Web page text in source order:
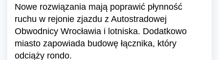
Nowe rozwiązania mają poprawić płynność
ruchu w rejonie zjazdu z Autostradowej
Obwodnicy Wrocławia i lotniska. Dodatkowo
miasto zapowiada budowę łącznika, który
odciąży rondo.